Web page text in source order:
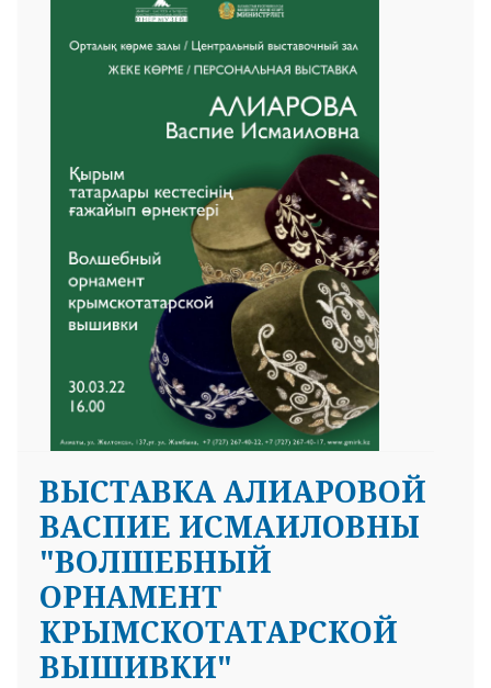
ВЫСТАВКА АЛИАРОВОЙ
ВАСПИЕ ИСМАИЛОВНЫ
"ВОЛШЕБНЫЙ
ОРНАМЕНТ
КРЫМСКОТАТАРСКОЙ
ВЫШИВКИ"